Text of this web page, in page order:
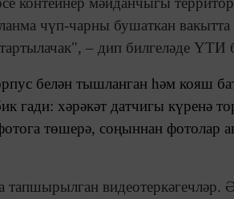
чүп-чарны бушаткан вакытта
– дип билгеләде
белән тышланган һәм кояш
гади: хәрәкәт датчигы күренә
төшерә, соңыннан фотолар
тапшырылган видеотеркәгечләр.